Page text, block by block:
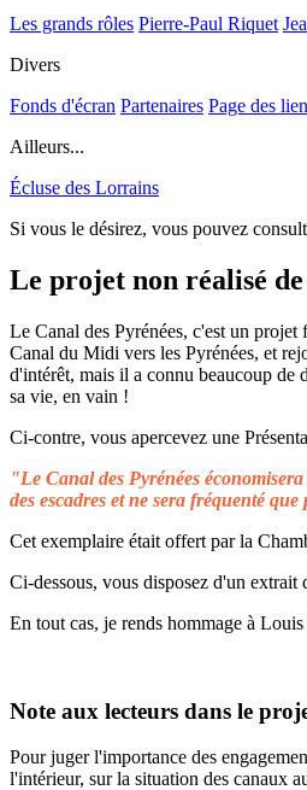
Les grands rôles Pierre-Paul Riquet
Divers
Fonds d'écran Partenaires Page des
Ailleurs...
Écluse des Lorrains
Si vous le désirez, vous pouvez
Le projet non réalisé
Le Canal des Pyrénées, c'est un
Canal du Midi vers les Pyrénées, et
d'intérêt, mais il a connu beaucoup de
sa vie, en vain !
Ci-contre, vous apercevez une
"Le Canal des Pyrénées
des escadres et ne sera fréquenté
Cet exemplaire était offert par la
Ci-dessous, vous disposez d'un extrait
En tout cas, je rends hommage à
Note aux lecteurs dans le
Pour juger l'importance des
l'intérieur, sur la situation des canaux